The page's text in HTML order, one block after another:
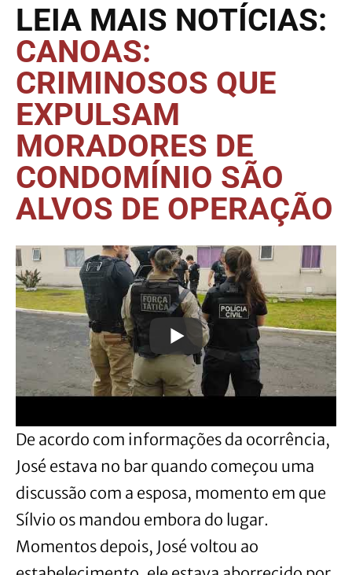
LEIA MAIS NOTÍCIAS:
CANOAS:
CRIMINOSOS QUE
EXPULSAM
MORADORES DE
CONDOMÍNIO SÃO
ALVOS DE OPERAÇÃO
De acordo com informações da ocorrência,
José estava no bar quando começou uma
discussão com a esposa, momento em que
Sílvio os mandou embora do lugar.
Momentos depois, José voltou ao